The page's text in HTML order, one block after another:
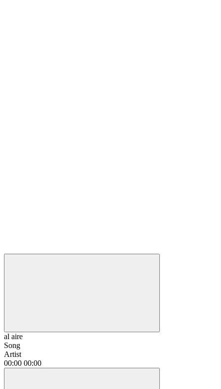
al aire
Song
Artist
00:00 00:00